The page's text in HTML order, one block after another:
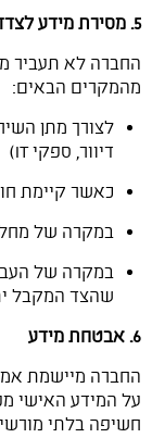
5. מסירת מידע לצדדים שלישיים
החברה לא תעביר
מהמקרים הבאים:
לצורך מתן
דיוור, ספקי IT)
כאשר קיימת
במקרה של
במקרה של
שהצד המקבל
6. אבטחת מידע
החברה מיישמת
על המידע האישי
חשיפה בלתי